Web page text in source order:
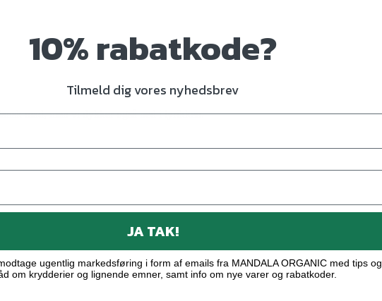
mad, men vi dykker også ned i lyrikken.
10% rabatkode?
Tilmeld dig vores nyhedsbrev
JA TAK!
ugentlig markedsføring i form af emails fra MANDALA ORGANIC med tips og
om krydderier og lignende emner, samt info om nye varer og rabatkoder.